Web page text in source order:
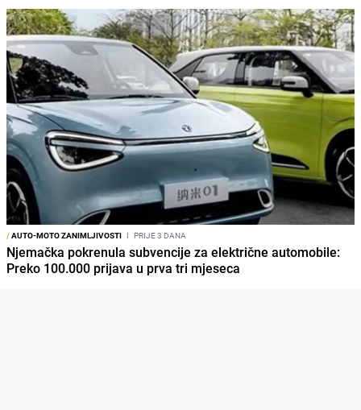
/AUTO-MOTO ZANIMLJIVOSTI I PRIJE 3 DANA
Njemačka pokrenula subvencije za električne automobile:
Preko 100.000 prijava u prva tri mjeseca